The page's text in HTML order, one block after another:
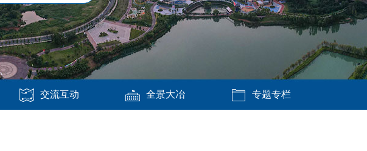
交流互动 全景大冶 专题专栏